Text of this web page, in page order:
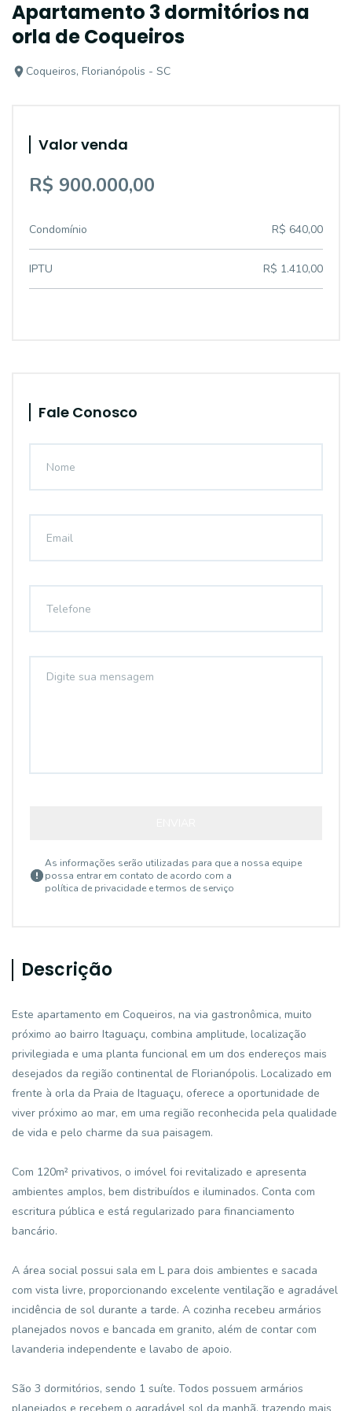
Apartamento 3 dormitórios na
orla de Coqueiros
Coqueiros, Florianópolis - SC
Valor venda
R$ 900.000,00
Condomínio R$ 640,00
IPTU R$ 1.410,00
Fale Conosco
As informações serão utilizadas para que a nossa equipe
possa entrar em contato de acordo com a
política de privacidade e termos de serviço
Descrição
Este apartamento em Coqueiros, na via gastronômica, muito
próximo ao bairro Itaguaçu, combina amplitude, localização
privilegiada e uma planta funcional em um dos endereços mais
desejados da região continental de Florianópolis. Localizado em
frente à orla da Praia de Itaguaçu, oferece a oportunidade de
viver próximo ao mar, em uma região reconhecida pela qualidade
de vida e pelo charme da sua paisagem.
Com 120m² privativos, o imóvel foi revitalizado e apresenta
ambientes amplos, bem distribuídos e iluminados. Conta com
escritura pública e está regularizado para financiamento
bancário.
A área social possui sala em L para dois ambientes e sacada
com vista livre, proporcionando excelente ventilação e agradável
incidência de sol durante a tarde. A cozinha recebeu armários
planejados novos e bancada em granito, além de contar com
lavanderia independente e lavabo de apoio.
São 3 dormitórios, sendo 1 suíte. Todos possuem armários